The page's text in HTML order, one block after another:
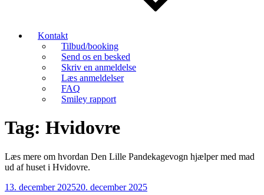
Kontakt
Tilbud/booking
Send os en besked
Skriv en anmeldelse
Læs anmeldelser
FAQ
Smiley rapport
Tag: Hvidovre
Læs mere om hvordan Den Lille Pandekagevogn hjælper med mad
ud af huset i Hvidovre.
Udgivet
13. december 202520. december 2025